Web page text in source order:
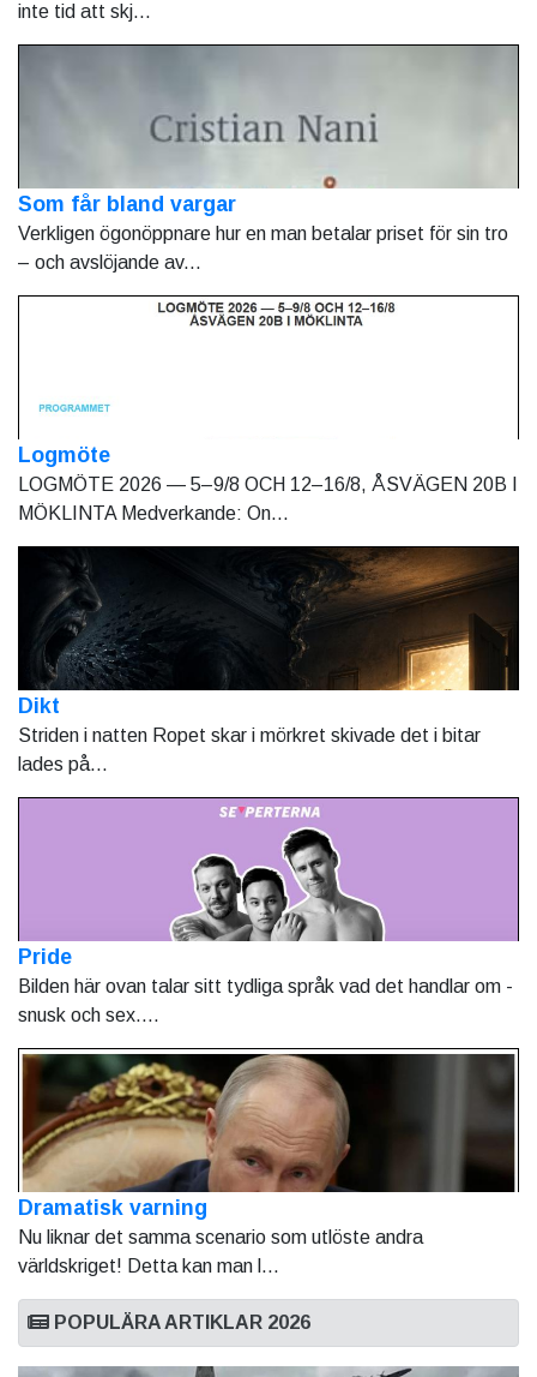
inte tid att skj...
Som får bland vargar
Verkligen ögonöppnare hur en man betalar priset för sin tro
– och avslöjande av...
Logmöte
LOGMÖTE 2026 — 5–9/8 OCH 12–16/8, ÅSVÄGEN 20B I
MÖKLINTA Medverkande: On...
Dikt
Striden i natten Ropet skar i mörkret skivade det i bitar
lades på...
Pride
Bilden här ovan talar sitt tydliga språk vad det handlar om -
snusk och sex....
Dramatisk varning
Nu liknar det samma scenario som utlöste andra
världskriget! Detta kan man l...
POPULÄRA ARTIKLAR 2026